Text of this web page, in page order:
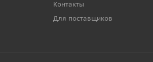
Контакты
Для поставщиков